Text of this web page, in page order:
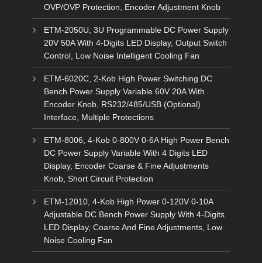
OVP/OVP Protection, Encoder Adjustment Knob
ETM-2050U, 3U Programmable DC Power Supply
20V 50A With 4-Digits LED Display, Output Switch
Control, Low Noise Intelligent Cooling Fan
ETM-6020C, 2-Kob High Power Switching DC
Bench Power Supply Variable 60V 20A With
Encoder Knob, RS232/485/USB (Optional)
Interface, Multiple Protections
ETM-8006, 4-Kob 0-800V 0-6A High Power Bench
DC Power Supply Variable With 4 Digits LED
Display, Encoder Coarse & Fine Adjustments
Knob, Short Circuit Protection
ETM-12010, 4-Kob High Power 0-120V 0-10A
Adjustable DC Bench Power Supply With 4-Digits
LED Display, Coarse And Fine Adjustments, Low
Noise Cooling Fan